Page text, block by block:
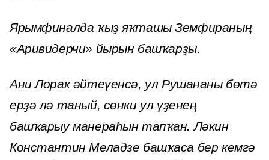
Ярымфиналда ҡыҙ яҡташы Земфираның
«Аривидерчи» йырын башҡарҙы.
Ани Лорак әйтеүенсә, ул Рушананы бөтә
ерҙә лә таный, сөнки ул үҙенең
башҡарыу манераһын тапҡан. Ләкин
Константин Меладзе башҡаса бер кемгә